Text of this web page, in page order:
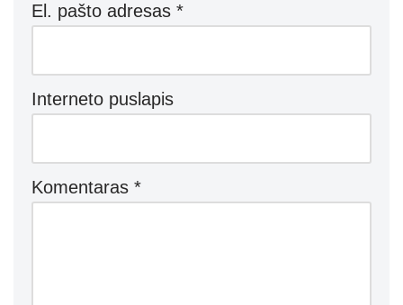
El. pašto adresas *
Interneto puslapis
Komentaras *